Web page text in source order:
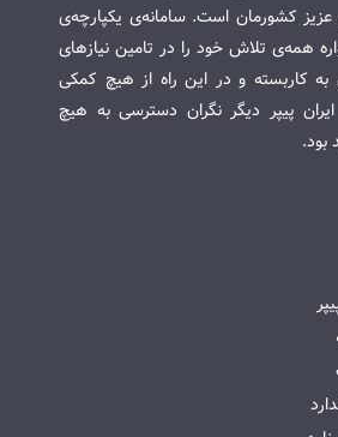
عزیز کشورمان است. سامانه‌ی یکپارچه‌ی
همه‌ی تلاش خود را در تامین نیازهای
کاربسته و در این راه از هیچ کمکی
پیپر دیگر نگران دسترسی به هیچ
بود.